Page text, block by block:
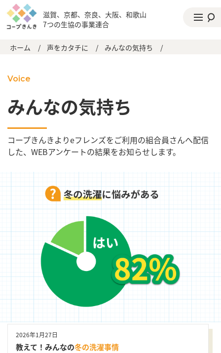
滋賀、京都、奈良、大阪、和歌山
7つの生協の事業連合
ホーム / 声をカタチに / みんなの気持ち /
Voice
みんなの気持ち
コープきんきよりeフレンズをご利用の組合員さんへ配信
した、WEBアンケートの結果をお知らせします。
2026年1月27日
教えて！みんなの冬の洗濯事情